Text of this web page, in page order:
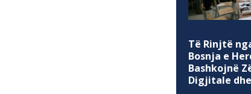
Të Rinjtë
Bosnja e
Bashkojnë
Digjitale